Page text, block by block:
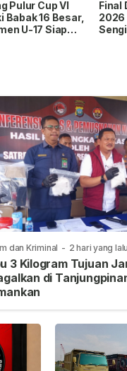
Pulur Cup VI
Babak 16 Besar,
U-17 Siap
Final
2026
dan Kriminal - 2 hari yang lalu
3 Kilogram Tujuan
di